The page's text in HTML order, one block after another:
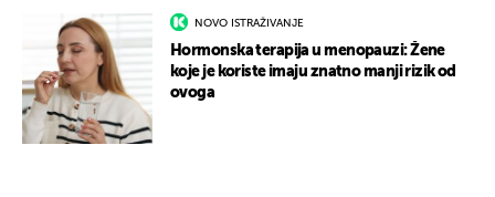
NOVO ISTRAŽIVANJE
Hormonska terapija u menopauzi: Žene
koje je koriste imaju znatno manji rizik od
ovoga